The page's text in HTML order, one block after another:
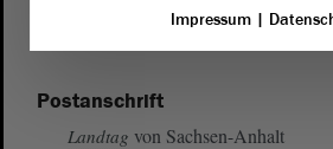
Postanschrift
Landtag von Sachsen-Anhalt
Impressum|